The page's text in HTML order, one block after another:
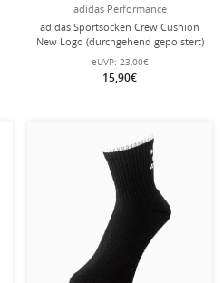
adidas Performance
adidas Sportsocken Crew Cushion
New Logo (durchgehend gepolstert)
mehrfarbig sortiert - 6 Paar
eUVP: 23,00€
15,90€